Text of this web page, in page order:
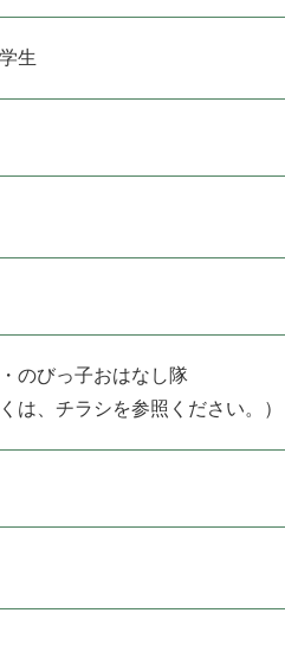
生
のびっ子おはなし隊
は、チラシを参照ください。）